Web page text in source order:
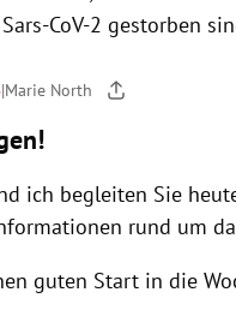
CoV-2 gestorben
|Marie North
ich begleiten Sie
rund um
guten Start in die